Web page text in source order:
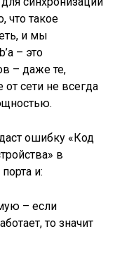
что такое
и мы
– это
– даже те,
сети не всегда
ошибку «Код
в
и:
– если
то значит